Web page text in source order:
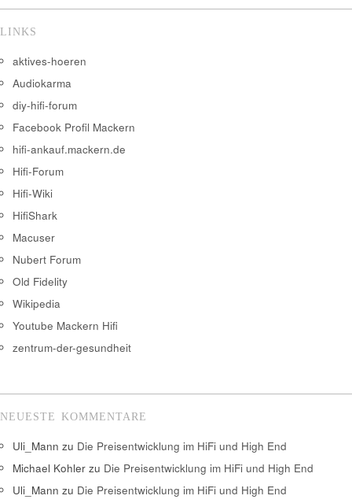
LINKS
aktives-hoeren
Audiokarma
diy-hifi-forum
Facebook Profil Mackern
hifi-ankauf.mackern.de
Hifi-Forum
Hifi-Wiki
HifiShark
Macuser
Nubert Forum
Old Fidelity
Wikipedia
Youtube Mackern Hifi
zentrum-der-gesundheit
NEUESTE KOMMENTARE
Uli_Mann zu Die Preisentwicklung im HiFi und High End
Michael Kohler zu Die Preisentwicklung im HiFi und High End
Uli_Mann zu Die Preisentwicklung im HiFi und High End